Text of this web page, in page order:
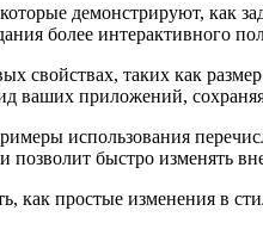
демонстрируют, как
более интерактивного
свойствах, таких как
ваших приложений,
использования
позволит быстро изменять
как простые изменения в